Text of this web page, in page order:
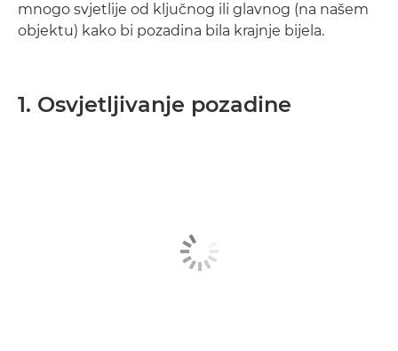
mnogo svjetlije od ključnog ili glavnog (na našem
objektu) kako bi pozadina bila krajnje bijela.
1. Osvjetljivanje pozadine